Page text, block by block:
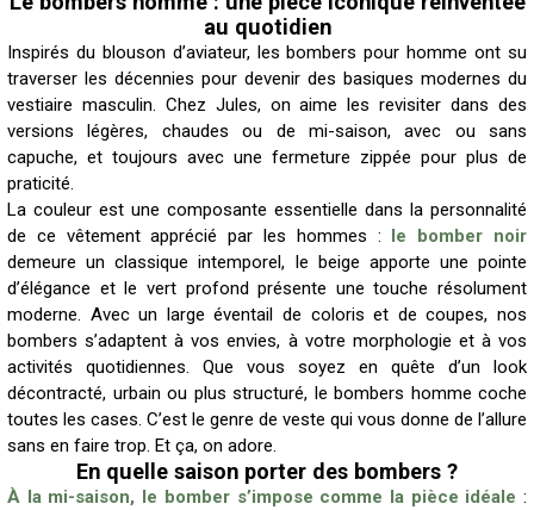
au quotidien
Inspirés du blouson d’aviateur, les bombers pour homme ont su
traverser les décennies pour devenir des basiques modernes du
vestiaire masculin. Chez Jules, on aime les revisiter dans des
versions légères, chaudes ou de mi-saison, avec ou sans
capuche, et toujours avec une fermeture zippée pour plus de
praticité.
La couleur est une composante essentielle dans la personnalité
de ce vêtement apprécié par les hommes : le bomber noir
demeure un classique intemporel, le beige apporte une pointe
d’élégance et le vert profond présente une touche résolument
moderne. Avec un large éventail de coloris et de coupes, nos
bombers s’adaptent à vos envies, à votre morphologie et à vos
activités quotidiennes. Que vous soyez en quête d’un look
décontracté, urbain ou plus structuré, le bombers homme coche
toutes les cases. C’est le genre de veste qui vous donne de l’allure
sans en faire trop. Et ça, on adore.
En quelle saison porter des bombers ?
À la mi-saison, le bomber s’impose comme la pièce idéale :